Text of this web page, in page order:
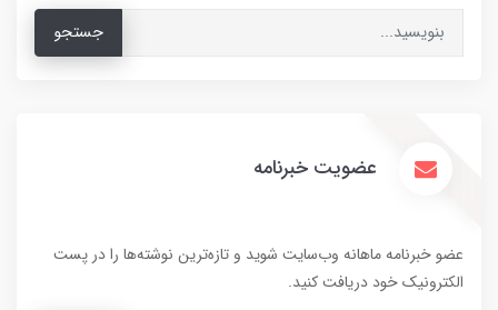
جستجو
عضویت خبرنامه
عضو خبرنامه ماهانه وب‌سایت شوید و تازه‌ترین نوشته‌ها را در پست
الکترونیک خود دریافت کنید.